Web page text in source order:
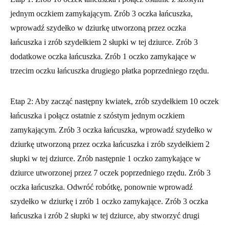
Etap 1: Zrób 10 oczek łańcuszka i połącz ostatnie z szóstym
jednym oczkiem zamykającym. Zrób 3 oczka łańcuszka,
wprowadź szydełko w dziurkę utworzoną przez oczka
łańcuszka i zrób szydełkiem 2 słupki w tej dziurce. Zrób 3
dodatkowe oczka łańcuszka. Zrób 1 oczko zamykające w
Etap 2: Aby zacząć następny kwiatek, zrób szydełkiem 10 oczek
łańcuszka i połącz ostatnie z szóstym jednym oczkiem
zamykającym. Zrób 3 oczka łańcuszka, wprowadź szydełko w
dziurkę utworzoną przez oczka łańcuszka i zrób szydełkiem 2
słupki w tej dziurce. Zrób następnie 1 oczko zamykające w
dziurce utworzonej przez 7 oczek poprzedniego rzędu. Zrób 3
oczka łańcuszka. Odwróć robótkę, ponownie wprowadź
szydełko w dziurkę i zrób 1 oczko zamykające. Zrób 3 oczka